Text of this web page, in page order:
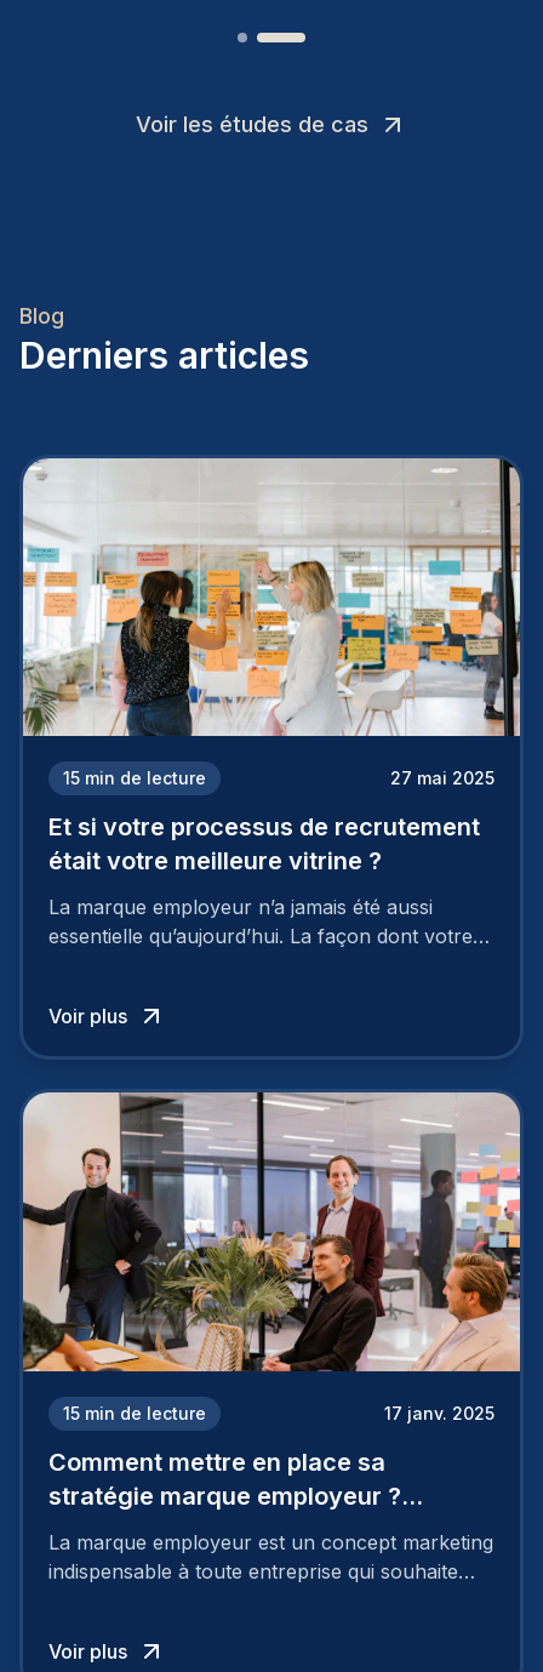
Voir les études de cas
Blog
Derniers articles
15 min de lecture 27 mai 2025
Et si votre processus de recrutement
était votre meilleure vitrine ?
La marque employeur n’a jamais été aussi
essentielle qu’aujourd’hui. La façon dont votre
à perdre les meilleurs profils.
Voir plus
15 min de lecture 17 janv. 2025
Comment mettre en place sa
stratégie marque employeur ?
Découvrez les 7 étapes
La marque employeur est un concept marketing
indispensable à toute entreprise qui souhaite
employeur solide et positive sont évidentes, ce
Voir plus